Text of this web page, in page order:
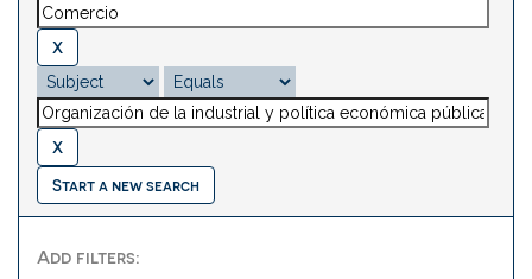
Start a new search
Add filters: